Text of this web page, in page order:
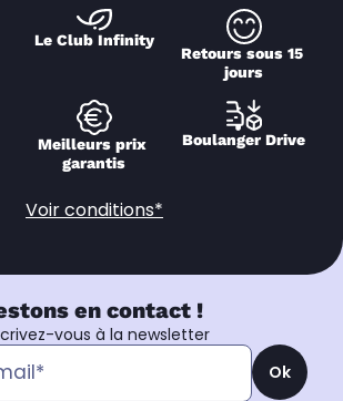
Le Club Infinity
Retours sous 15
jours
Meilleurs prix
garantis
Boulanger Drive
Voir conditions*
en contact !
vous à la newsletter
Ok